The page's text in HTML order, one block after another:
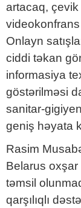
artacaq,
Onlayn
ciddi təkan
informasiya
göstərilməsi
sanitar-
geniş həyata
Rasim
Belarus
təmsil
qarşılıqlı